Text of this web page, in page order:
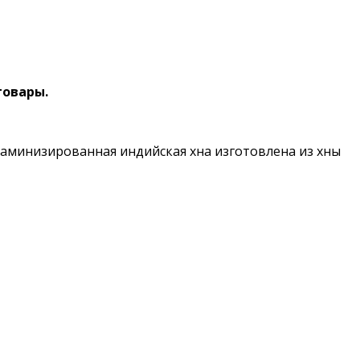
индийская хна изготовлена из хны